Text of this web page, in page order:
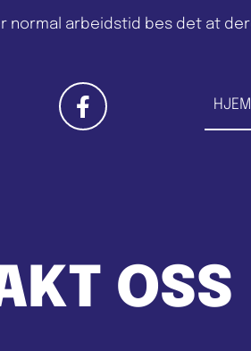
normal arbeidstid bes det at
HJEM
OSS